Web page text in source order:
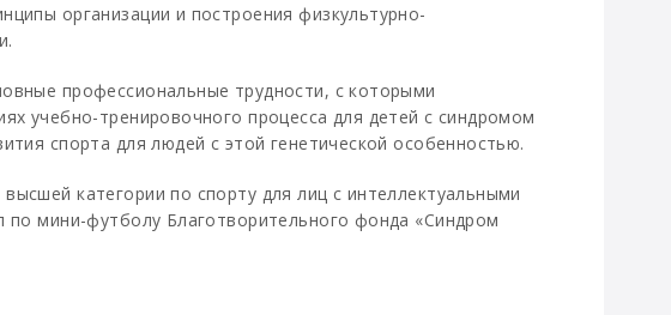
организации и построения физкультурно-
профессиональные трудности, с которыми
учебно-тренировочного процесса для детей с синдромом
спорта для людей с этой генетической особенностью.
высшей категории по спорту для лиц с интеллектуальными
мини-футболу Благотворительного фонда «Синдром